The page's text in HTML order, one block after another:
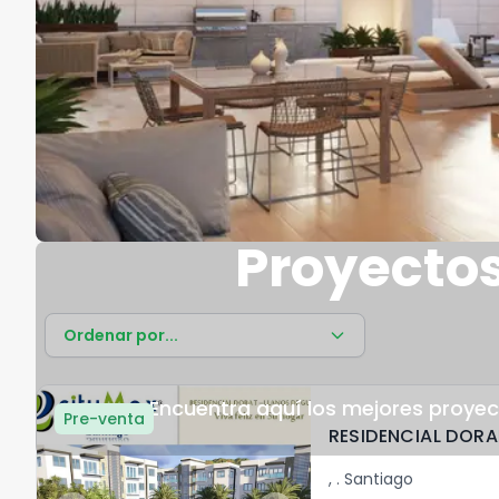
Encuentra aquí los mejores
Ordenar por...
Pre-venta
RESIDENCIAL
, . Santiago